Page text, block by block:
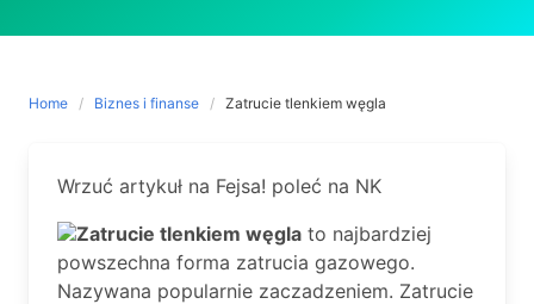
Home Biznes i finanse Zatrucie tlenkiem węgla
Wrzuć artykuł na Fejsa! poleć na NK
Zatrucie tlenkiem węgla to najbardziej
powszechna forma zatrucia gazowego.
Nazywana popularnie zaczadzeniem. Zatrucie